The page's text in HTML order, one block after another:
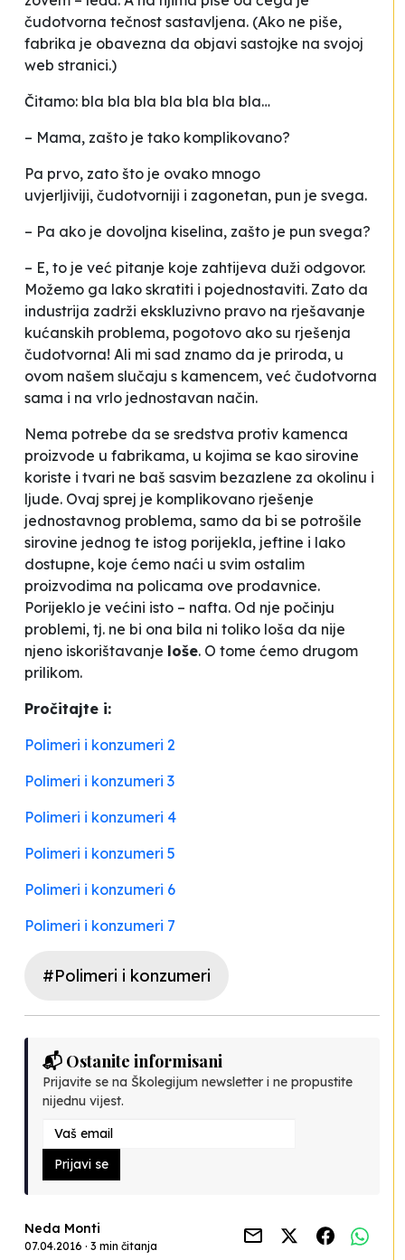
čudotvorna tečnost sastavljena. (Ako ne piše,
fabrika je obavezna da objavi sastojke na svojoj
web stranici.)
Čitamo: bla bla bla bla bla bla bla…
– Mama, zašto je tako komplikovano?
Pa prvo, zato što je ovako mnogo
uvjerljiviji, čudotvorniji i zagonetan, pun je svega.
– Pa ako je dovoljna kiselina, zašto je pun svega?
– E, to je već pitanje koje zahtijeva duži odgovor.
Možemo ga lako skratiti i pojednostaviti. Zato da
industrija zadrži ekskluzivno pravo na rješavanje
kućanskih problema, pogotovo ako su rješenja
čudotvorna! Ali mi sad znamo da je priroda, u
ovom našem slučaju s kamencem, već čudotvorna
sama i na vrlo jednostavan način.
Nema potrebe da se sredstva protiv kamenca
proizvode u fabrikama, u kojima se kao sirovine
koriste i tvari ne baš sasvim bezazlene za okolinu i
ljude. Ovaj sprej je komplikovano rješenje
jednostavnog problema, samo da bi se potrošile
sirovine jednog te istog porijekla, jeftine i lako
dostupne, koje ćemo naći u svim ostalim
proizvodima na policama ove prodavnice.
Porijeklo je većini isto – nafta. Od nje počinju
problemi, tj. ne bi ona bila ni toliko loša da nije
njeno iskorištavanje loše. O tome ćemo drugom
prilikom.
Pročitajte i:
Polimeri i konzumeri 2
Polimeri i konzumeri 3
Polimeri i konzumeri 4
Polimeri i konzumeri 5
Polimeri i konzumeri 6
Polimeri i konzumeri 7
#Polimeri i konzumeri
📬 Ostanite informisani
Prijavite se na Školegijum newsletter i ne propustite
nijednu vijest.
Prijavi se
Neda Monti
07.04.2016 · 3 min čitanja